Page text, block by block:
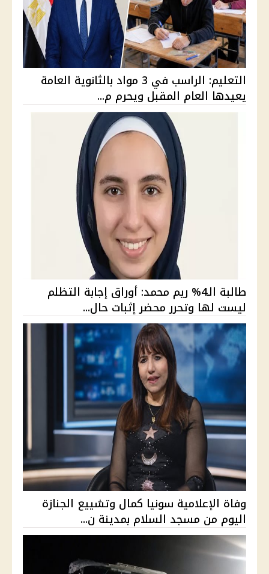
التعليم: الراسب في 3 مواد بالثانوية العامة
يعيدها العام المقبل ويحرم م...
طالبة الـ4% ريم محمد: أوراق إجابة التظلم
ليست لها وتحرر محضر إثبات حال...
وفاة الإعلامية سونيا كمال وتشييع الجنازة
اليوم من مسجد السلام بمدينة ن...